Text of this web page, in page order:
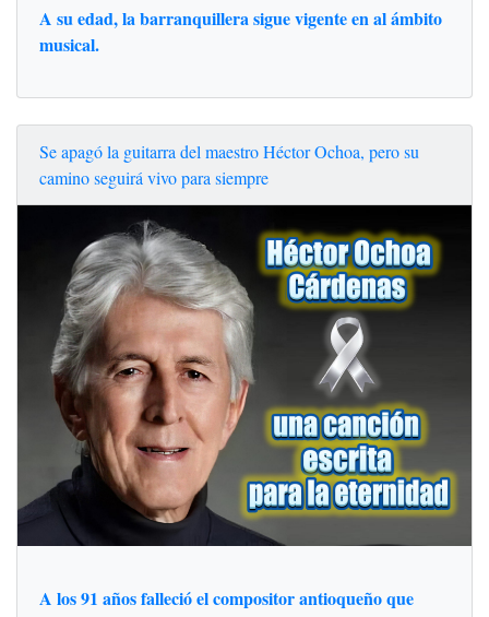
A su edad, la barranquillera sigue vigente en al ámbito
musical.
Se apagó la guitarra del maestro Héctor Ochoa, pero su
camino seguirá vivo para siempre
A los 91 años falleció el compositor antioqueño que